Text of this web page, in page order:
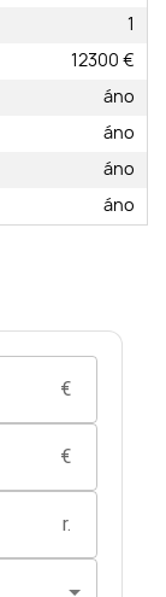
1
12300 €
áno
áno
áno
áno